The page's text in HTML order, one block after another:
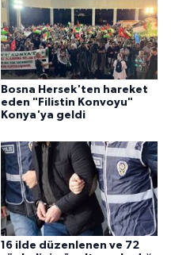
Bosna Hersek'ten hareket
eden "Filistin Konvoyu"
Konya'ya geldi
16 ilde düzenlenen ve 72